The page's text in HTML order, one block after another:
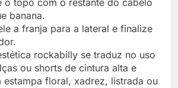
banana.
a franja para a lateral e finalize
rockabilly se traduz no uso
ou shorts de cintura alta e
estampa floral, xadrez, listrada ou